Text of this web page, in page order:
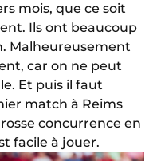
mois, que ce soit
Ils ont beaucoup
Malheureusement
car on ne peut
Et puis il faut
match à Reims
concurrence en
facile à jouer.